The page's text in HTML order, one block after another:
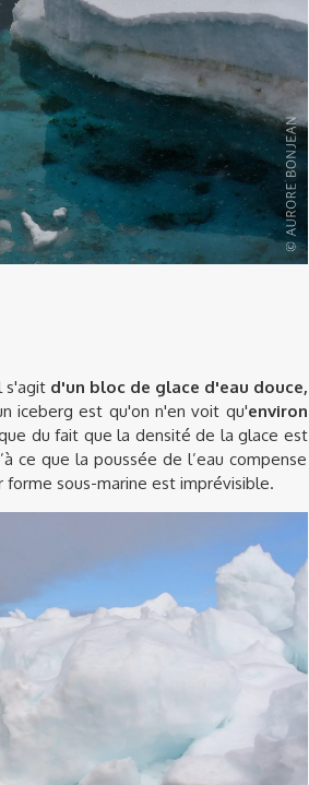
s'agit d'un bloc de glace d'eau douce,
iceberg est qu'on n'en voit qu'environ
du fait que la densité de la glace est
ce que la poussée de l’eau compense
forme sous-marine est imprévisible.